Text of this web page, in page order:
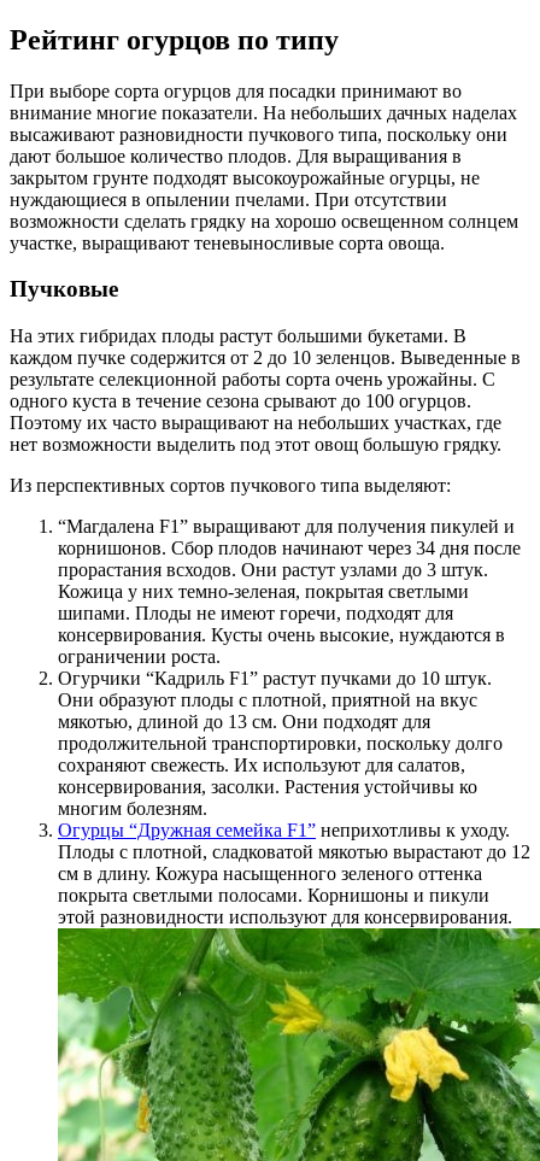
Рейтинг огурцов по типу
При выборе сорта огурцов для посадки принимают во
внимание многие показатели. На небольших дачных наделах
высаживают разновидности пучкового типа, поскольку они
дают большое количество плодов. Для выращивания в
закрытом грунте подходят высокоурожайные огурцы, не
нуждающиеся в опылении пчелами. При отсутствии
возможности сделать грядку на хорошо освещенном солнцем
участке, выращивают теневыносливые сорта овоща.
Пучковые
На этих гибридах плоды растут большими букетами. В
каждом пучке содержится от 2 до 10 зеленцов. Выведенные в
результате селекционной работы сорта очень урожайны. С
одного куста в течение сезона срывают до 100 огурцов.
Поэтому их часто выращивают на небольших участках, где
нет возможности выделить под этот овощ большую грядку.
Из перспективных сортов пучкового типа выделяют:
“Магдалена F1” выращивают для получения пикулей и
корнишонов. Сбор плодов начинают через 34 дня после
прорастания всходов. Они растут узлами до 3 штук.
Кожица у них темно-зеленая, покрытая светлыми
шипами. Плоды не имеют горечи, подходят для
консервирования. Кусты очень высокие, нуждаются в
ограничении роста.
Огурчики “Кадриль F1” растут пучками до 10 штук.
Они образуют плоды с плотной, приятной на вкус
мякотью, длиной до 13 см. Они подходят для
продолжительной транспортировки, поскольку долго
сохраняют свежесть. Их используют для салатов,
консервирования, засолки. Растения устойчивы ко
многим болезням.
Огурцы “Дружная семейка F1” неприхотливы к уходу.
Плоды с плотной, сладковатой мякотью вырастают до 12
см в длину. Кожура насыщенного зеленого оттенка
покрыта светлыми полосами. Корнишоны и пикули
этой разновидности используют для консервирования.